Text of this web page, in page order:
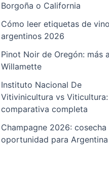
Borgoña o California
Cómo leer etiquetas de
argentinos 2026
Pinot Noir de Oregón: más
Willamette
Instituto Nacional De
Vitivinicultura vs Viticultura:
comparativa completa
Champagne 2026:
oportunidad para Argentina